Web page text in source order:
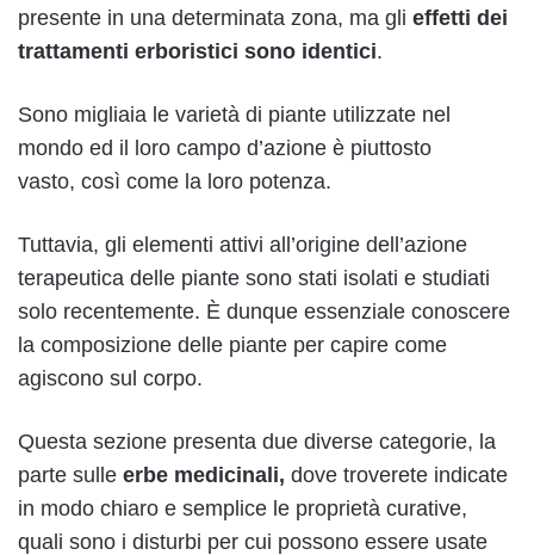
presente in una determinata zona, ma gli effetti dei
trattamenti erboristici sono identici.
Sono migliaia le varietà di piante utilizzate nel
mondo ed il loro campo d’azione è piuttosto
vasto, così come la loro potenza.
Tuttavia, gli elementi attivi all’origine dell’azione
terapeutica delle piante sono stati isolati e studiati
solo recentemente. È dunque essenziale conoscere
la composizione delle piante per capire come
agiscono sul corpo.
Questa sezione presenta due diverse categorie, la
parte sulle erbe medicinali, dove troverete indicate
in modo chiaro e semplice le proprietà curative,
quali sono i disturbi per cui possono essere usate